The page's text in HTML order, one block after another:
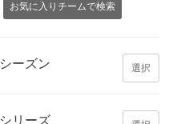
お気に入りチームで検索
シーズン 選択
シリーズ